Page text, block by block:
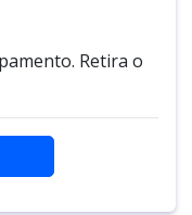
Retira o